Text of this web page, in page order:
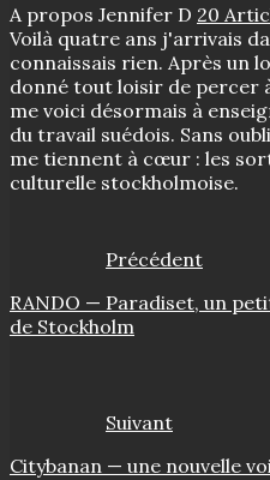
A propos Jennifer D 20
Voilà quatre ans j'arrivais
connaissais rien. Après un
donné tout loisir de percer
me voici désormais à
du travail suédois. Sans
me tiennent à cœur : les
culturelle stockholmoise.
Précédent
RANDO — Paradiset, un
de Stockholm
Suivant
Citybanan — une nouvelle